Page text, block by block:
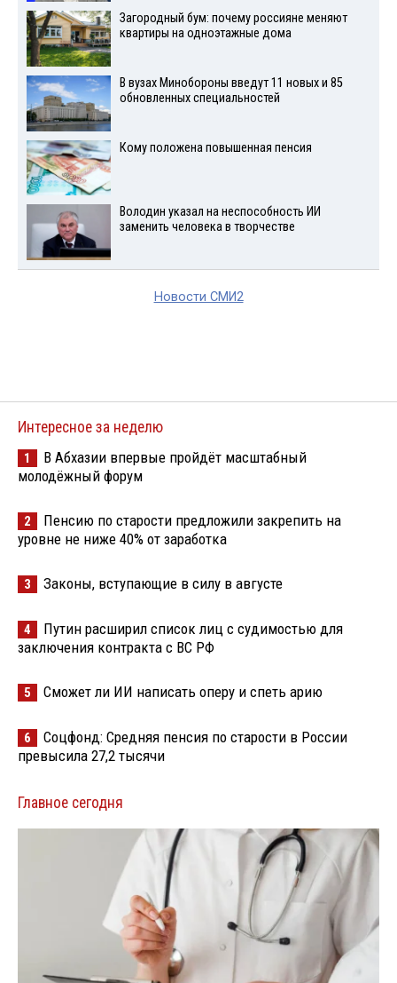
Загородный бум: почему россияне меняют
квартиры на одноэтажные дома
В вузах Минобороны введут 11 новых и 85
обновленных специальностей
Кому положена повышенная пенсия
Володин указал на неспособность ИИ
заменить человека в творчестве
Новости СМИ2
Интересное за неделю
1
В Абхазии впервые пройдёт масштабный
молодёжный форум
2
Пенсию по старости предложили закрепить на
уровне не ниже 40% от заработка
3 Законы, вступающие в силу в августе
4
Путин расширил список лиц с судимостью для
заключения контракта с ВС РФ
5 Сможет ли ИИ написать оперу и спеть арию
6
Соцфонд: Средняя пенсия по старости в России
превысила 27,2 тысячи
Главное сегодня